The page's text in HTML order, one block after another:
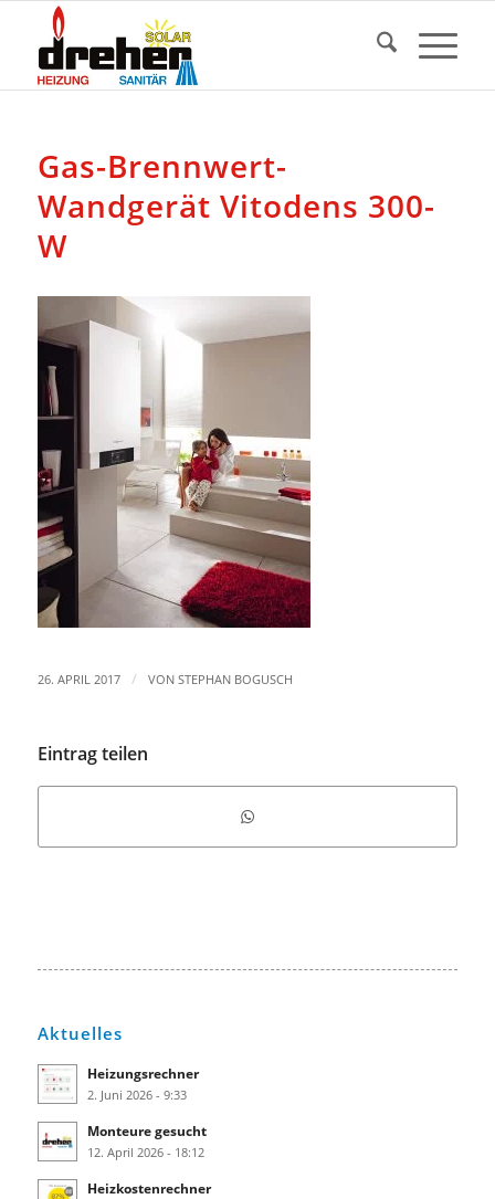
Gas-Brennwert-
Wandgerät Vitodens 300-
W
26. APRIL 2017 / VON STEPHAN BOGUSCH
Eintrag teilen
Aktuelles
Heizungsrechner
2. Juni 2026 - 9:33
Monteure gesucht
12. April 2026 - 18:12
Heizkostenrechner